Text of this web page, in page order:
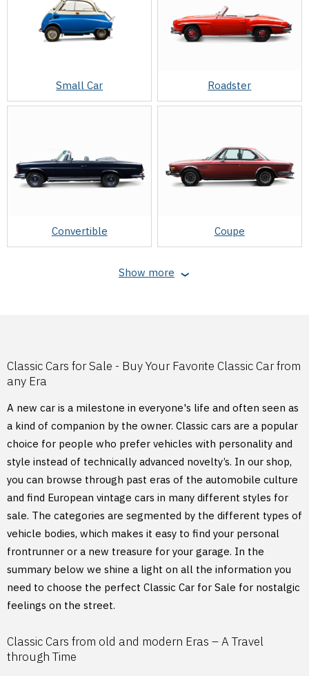
Small Car Roadster
Convertible Coupe
Show more
Classic Cars for Sale - Buy Your Favorite Classic Car from
any Era
A new car is a milestone in everyone's life and often seen as
a kind of companion by the owner. Classic cars are a popular
choice for people who prefer vehicles with personality and
style instead of technically advanced novelty’s. In our shop,
you can browse through past eras of the automobile culture
and find European vintage cars in many different styles for
sale. The categories are segmented by the different types of
vehicle bodies, which makes it easy to find your personal
frontrunner or a new treasure for your garage. In the
summary below we shine a light on all the information you
need to choose the perfect Classic Car for Sale for nostalgic
feelings on the street.
Classic Cars from old and modern Eras – A Travel
through Time